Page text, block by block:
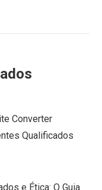
Converter
Qualificados
e Ética: O Guia